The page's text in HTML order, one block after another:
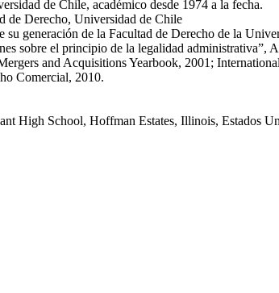
de Chile, académico desde 1974 a la fecha.
de Derecho, Universidad de Chile
generación de la Facultad de Derecho de la
sobre el principio de la legalidad
and Acquisitions Yearbook, 2001;
Comercial, 2010.
High School, Hoffman Estates, Illinois, Estados